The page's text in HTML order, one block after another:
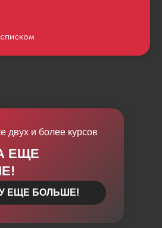
двух и более курсов
ЕЩЕ
ЕЩЕ БОЛЬШЕ!